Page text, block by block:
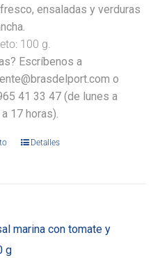
ensaladas y verduras
100 g.
Escríbenos a
o
41 33 47 (de lunes a
17 horas).
Detalles
marina con tomate y
g